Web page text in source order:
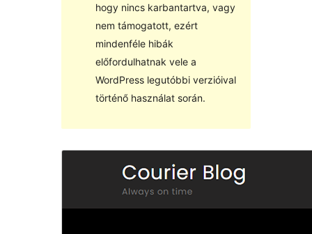
hogy nincs karbantartva, vagy
nem támogatott, ezért
mindenféle hibák
előfordulhatnak vele a
WordPress legutóbbi verzióival
történő használat során.